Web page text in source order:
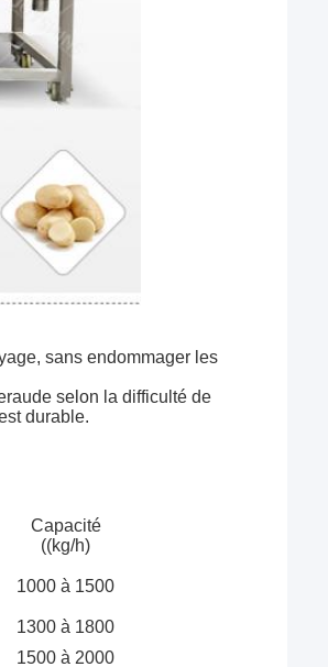
sans endommager les
selon la difficulté de
durable.
Capacité
((kg/h)
1000 à 1500
1300 à 1800
1500 à 2000